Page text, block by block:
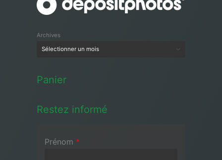
Archives
Panier
Restez informé
Prénom *